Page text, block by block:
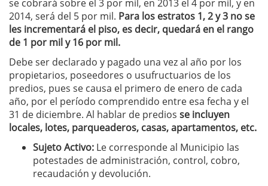
se cobrará sobre el 3 por mil, en 2013 el 4 por mil, y en
2014, será del 5 por mil. Para los estratos 1, 2 y 3 no se
les incrementará el piso, es decir, quedará en el rango
de 1 por mil y 16 por mil.
Debe ser declarado y pagado una vez al año por los
propietarios, poseedores o usufructuarios de los
predios, pues se causa el primero de enero de cada
año, por el período comprendido entre esa fecha y el
31 de diciembre. Al hablar de predios se incluyen
locales, lotes, parqueaderos, casas, apartamentos, etc.
Sujeto Activo: Le corresponde al Municipio las
potestades de administración, control, cobro,
recaudación y devolución.